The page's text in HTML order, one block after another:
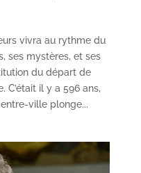
vivra au rythme du
ses mystères, et ses
du départ de
C’était il y a 596 ans,
ville plonge...